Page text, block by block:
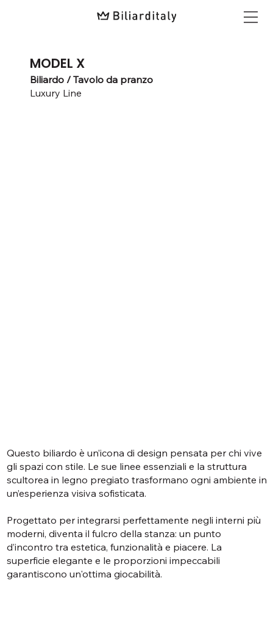
MODEL X
Biliardo / Tavolo da pranzo
Luxury Line
Questo biliardo è un’icona di design pensata per chi vive
gli spazi con stile. Le sue linee essenziali e la struttura
scultorea in legno pregiato trasformano ogni ambiente in
un’esperienza visiva sofisticata.
Progettato per integrarsi perfettamente negli interni più
moderni, diventa il fulcro della stanza: un punto
d’incontro tra estetica, funzionalità e piacere. La
superficie elegante e le proporzioni impeccabili
garantiscono un'ottima giocabilità.